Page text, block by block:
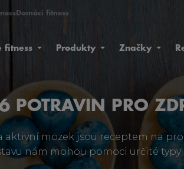
Domácí fitness
fitness Produkty Značky
POTRAVIN PRO
aktivní mozek jsou receptem na
nám mohou pomoci určité